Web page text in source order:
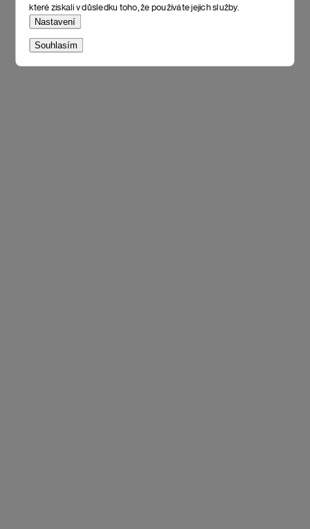
které získali v důsledku toho, že používáte jejich služby.
Nastavení
Souhlasím